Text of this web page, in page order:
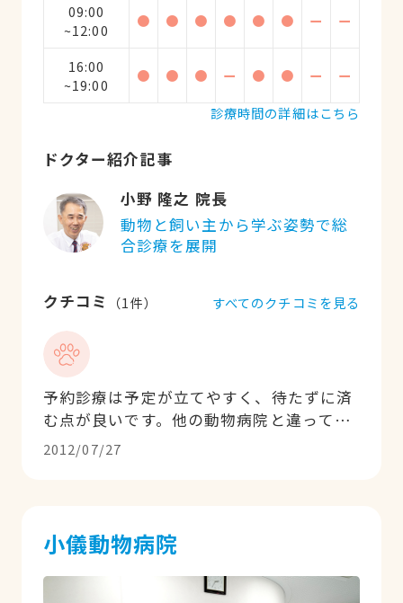
09:00
~12:00
● ● ● ● ● ● ー ー
16:00
~19:00
● ● ● ー ● ● ー
ー
診療時間の詳細はこちら
ドクター紹介記事
小野 隆之 院長
動物と飼い主から学ぶ姿勢で総
合診療を展開
クチコミ （1件）
予約診療は予定が立てやすく、待たずに済
む点が良いです。他の動物病院と違ってた
だ治療すれば良いという姿勢ではなく、予
防（肥満も含めて）や、しつけなどにもに
れます。もちろん病気などの治療は我が子
のように見てくれます。具体的には診察台
に上がって不安な表情をだせば愛情を持っ
2012/07/27
すべてのクチコミを見る
小儀動物病院